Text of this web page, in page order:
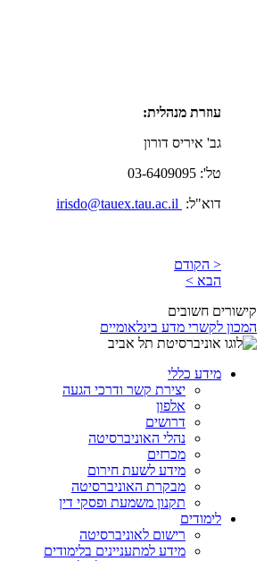
עוזרת מנהלית:
גב' איריס דורון
טל': 03-6409095
דוא"ל:
< הקודם
הבא >
קישורים חשובים
המכון לקשרי מדע בינלאומיים
מידע כללי
יצירת קשר ודרכי הגעה
אלפון
דרושים
נהלי האוניברסיטה
מכרזים
מידע לשעת חירום
מבקרת האוניברסיטה
תקנון משמעת ופסקי דין
לימודים
רישום לאוניברסיטה
מידע למתעניינים בלימודים